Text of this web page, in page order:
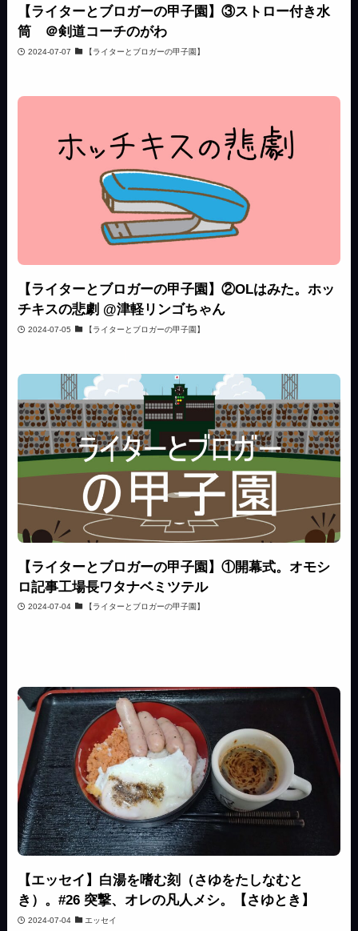
【ライターとブロガーの甲子園】③ストロー付き水
筒 ＠剣道コーチのがわ
2024-07-07 【ライターとブロガーの甲子園】
【ライターとブロガーの甲子園】②OLはみた。ホッ
チキスの悲劇 @津軽リンゴちゃん
2024-07-05 【ライターとブロガーの甲子園】
【ライターとブロガーの甲子園】①開幕式。オモシ
ロ記事工場長ワタナベミツテル
2024-07-04 【ライターとブロガーの甲子園】
【エッセイ】白湯を嗜む刻（さゆをたしなむと
き）。#26 突撃、オレの凡人メシ。【さゆとき】
2024-07-04 エッセイ